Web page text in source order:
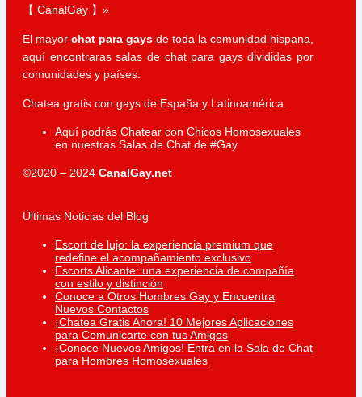
【 CanalGay 】»
El mayor chat para gays de toda la comunidad hispana,
aquí encontraras salas de chat para gays divididas por
comunidades y países.
Chatea gratis con gays de España y Latinoamérica.
Aquí podrás Chatear con Chicos Homosexuales
en nuestras Salas de Chat de #Gay
©2020 – 2024 CanalGay.net
Últimas Noticias del Blog
Escort de lujo: la experiencia premium que
redefine el acompañamiento exclusivo
Escorts Alicante: una experiencia de compañía
con estilo y distinción
Conoce a Otros Hombres Gay y Encuentra
Nuevos Contactos
¡Chatea Gratis Ahora! 10 Mejores Aplicaciones
para Comunicarte con tus Amigos
¡Conoce Nuevos Amigos! Entra en la Sala de Chat
para Hombres Homosexuales